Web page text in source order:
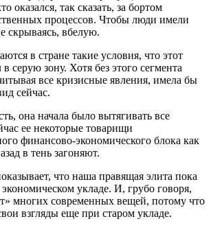
оказался, так сказать, за бортом
процессов. Чтобы люди имели
скрываясь, вбелую.
в стране такие условия, что этот
серую зону. Хотя без этого сегмента
все кризисные явления, имела бы
сейчас.
она начала было вытягивать все
ее некоторые товарищи
финансово-экономического блока как
в тень загоняют.
что наша правящая элита пока
укладе. И, грубо говоря,
многих современных вещей, потому что
взгляды еще при старом укладе.